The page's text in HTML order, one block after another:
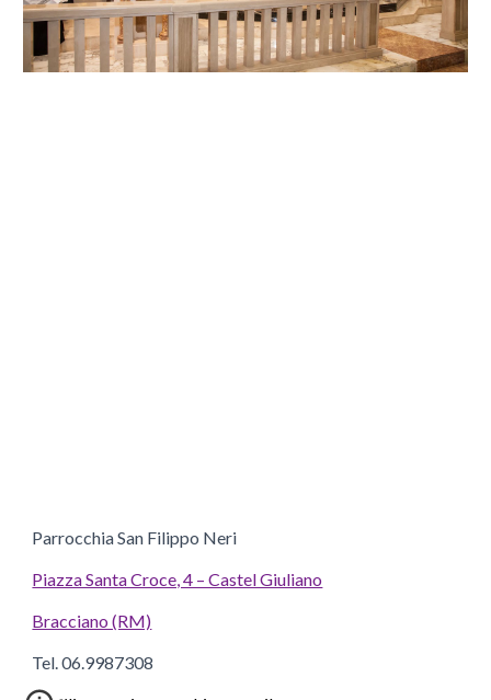
Parrocchia San Filippo Neri
Piazza Santa Croce, 4 – Castel Giuliano
Bracciano (RM)
Tel. 06.9987308